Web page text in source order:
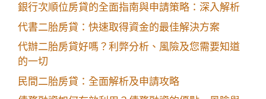
銀行次順位房貸的全面指南與申請策略：深入解析
代書二胎房貸：快速取得資金的最佳解決方案
代辦二胎房貸好嗎？利弊分析、風險及您需要知道
的一切
民間二胎房貸：全面解析及申請攻略